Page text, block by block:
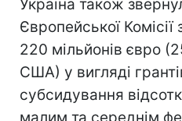
Україна також
Європейської
220 мільйонів євро
США) у вигляді
субсидування
малим та середнім